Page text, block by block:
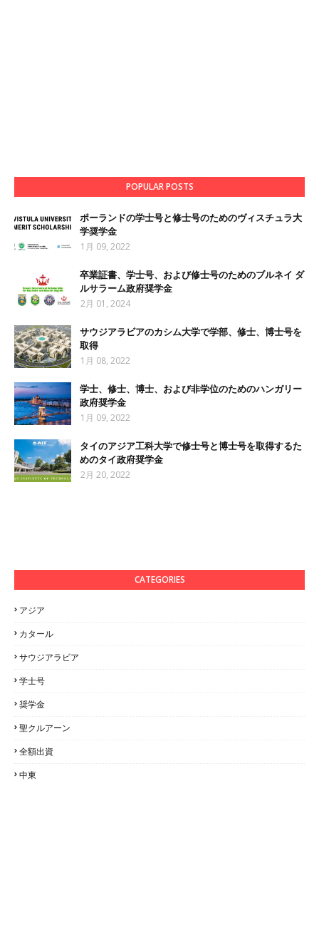
POPULAR POSTS
ポーランドの学士号と修士号のためのヴィスチュラ大
学奨学金
1月 09, 2022
卒業証書、学士号、および修士号のためのブルネイ ダ
ルサラーム政府奨学金
2月 01, 2024
サウジアラビアのカシム大学で学部、修士、博士号を
取得
1月 08, 2022
学士、修士、博士、および非学位のためのハンガリー
政府奨学金
1月 09, 2022
タイのアジア工科大学で修士号と博士号を取得するた
めのタイ政府奨学金
2月 20, 2022
CATEGORIES
アジア
カタール
サウジアラビア
学士号
奨学金
聖クルアーン
全額出資
中東